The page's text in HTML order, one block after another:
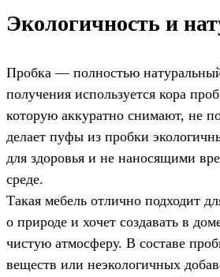
Экологичность и
Пробка — полностью
получения используется кора
которую аккуратно снимают, не
делает пуфы из пробки
для здоровья и не наносящими
среде.
Такая мебель отлично подходит
о природе и хочет создавать в
чистую атмосферу. В составе
веществ или неэкологичных